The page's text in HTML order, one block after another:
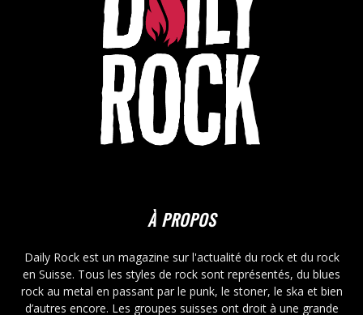
À PROPOS
Daily Rock est un magazine sur l'actualité du rock et du rock
en Suisse. Tous les styles de rock sont représentés, du blues
rock au metal en passant par le punk, le stoner, le ska et bien
d’autres encore. Les groupes suisses ont droit à une grande